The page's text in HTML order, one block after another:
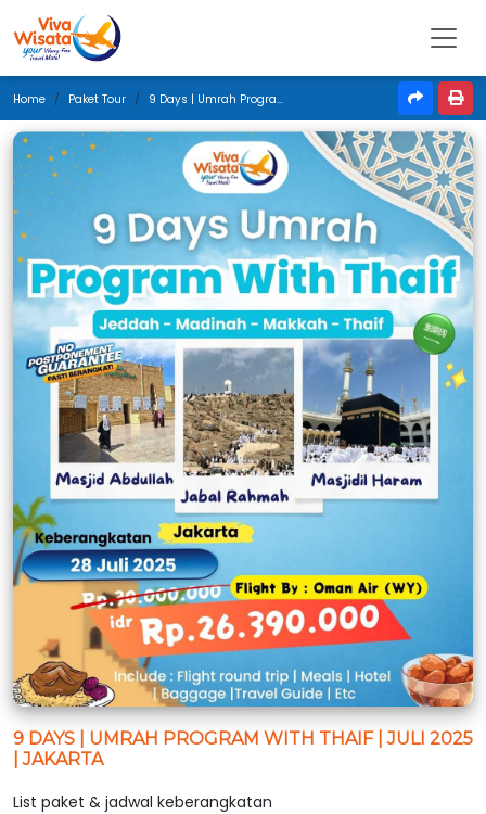
Home Paket Tour 9 Days | Umrah Program With Thaif | Juli 2025 | Jakarta
9 DAYS | UMRAH PROGRAM WITH THAIF | JULI 2025
| JAKARTA
List paket & jadwal keberangkatan